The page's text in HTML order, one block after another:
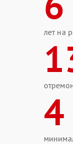
лет на
4